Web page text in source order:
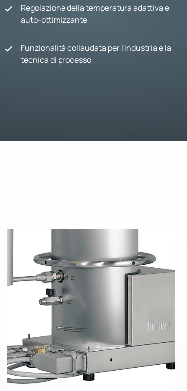
Regolazione della temperatura adattiva e
auto-ottimizzante
Funzionalità collaudata per l'industria e la
tecnica di processo